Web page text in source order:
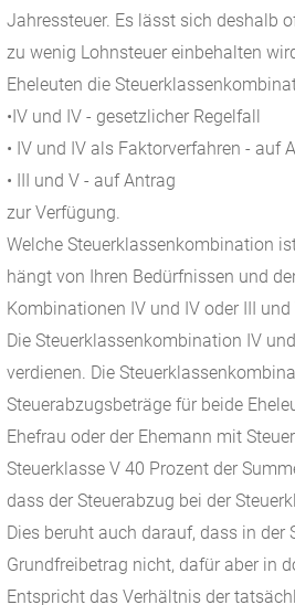
Jahressteuer. Es lässt sich deshalb
zu wenig Lohnsteuer einbehalten
Eheleuten die
•IV und IV - gesetzlicher Regelfall
• IV und IV als Faktorverfahren - auf
• III und V - auf Antrag
zur Verfügung.
Welche Steuerklassenkombination
hängt von Ihren Bedürfnissen und
Kombinationen IV und IV oder III und
Die Steuerklassenkombination IV
verdienen. Die
Steuerabzugsbeträge für beide
Ehefrau oder der Ehemann mit
Steuerklasse V 40 Prozent der
dass der Steuerabzug bei der
Dies beruht auch darauf, dass in
Grundfreibetrag nicht, dafür aber in
Entspricht das Verhältnis der